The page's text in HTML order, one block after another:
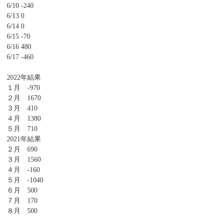
6/10 -240
6/13 0
6/14 0
6/15 -70
6/16 480
6/17 -460
2022年結果
１月 -970
２月 1670
３月 410
４月 1380
５月 710
2021年結果
２月 690
３月 1560
４月 -160
５月 -1040
６月 500
７月 170
８月 500